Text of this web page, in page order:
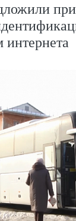
интернета